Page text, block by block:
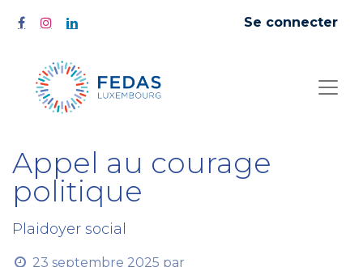
Se connecter
Appel au courage
politique
Plaidoyer social
23 septembre 2025 par